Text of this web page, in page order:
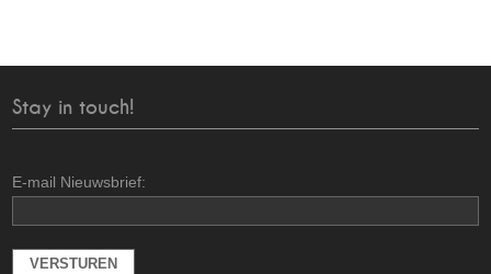
Stay in touch!
E-mail Nieuwsbrief: